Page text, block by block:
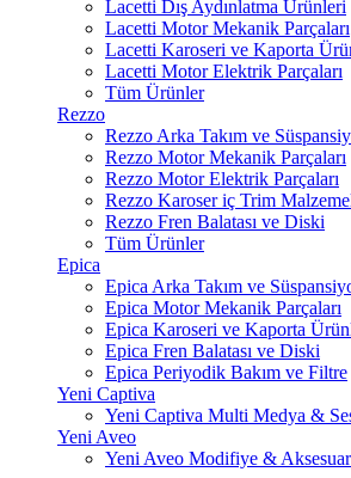
Lacetti Dış Aydınlatma Ürünleri
Lacetti Motor Mekanik Parçaları
Lacetti Karoseri ve Kaporta
Lacetti Motor Elektrik Parçaları
Tüm Ürünler
Rezzo
Rezzo Arka Takım ve
Rezzo Motor Mekanik Parçaları
Rezzo Motor Elektrik Parçaları
Rezzo Karoser iç Trim
Rezzo Fren Balatası ve Diski
Tüm Ürünler
Epica
Epica Arka Takım ve
Epica Motor Mekanik Parçaları
Epica Karoseri ve Kaporta
Epica Fren Balatası ve Diski
Epica Periyodik Bakım ve Filtre
Yeni Captiva
Yeni Captiva Multi Medya &
Yeni Aveo
Yeni Aveo Modifiye &